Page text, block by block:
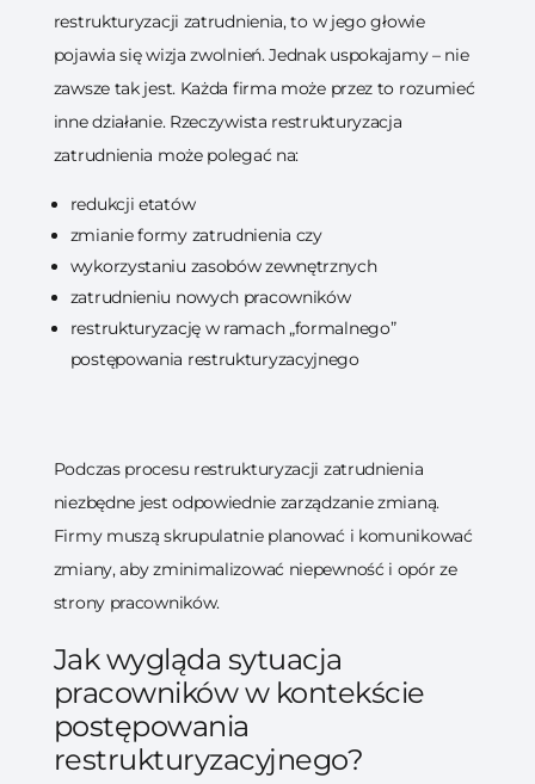
restrukturyzacji zatrudnienia, to w jego głowie
pojawia się wizja zwolnień. Jednak uspokajamy – nie
zawsze tak jest. Każda firma może przez to rozumieć
inne działanie. Rzeczywista restrukturyzacja
zatrudnienia może polegać na:
redukcji etatów
zmianie formy zatrudnienia czy
wykorzystaniu zasobów zewnętrznych
zatrudnieniu nowych pracowników
restrukturyzację w ramach „formalnego”
postępowania restrukturyzacyjnego
Podczas procesu restrukturyzacji zatrudnienia
niezbędne jest odpowiednie zarządzanie zmianą.
Firmy muszą skrupulatnie planować i komunikować
zmiany, aby zminimalizować niepewność i opór ze
strony pracowników.
Jak wygląda sytuacja
pracowników w kontekście
postępowania
restrukturyzacyjnego?